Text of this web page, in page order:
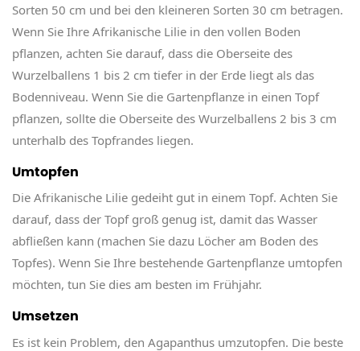
Sorten 50 cm und bei den kleineren Sorten 30 cm betragen.
Wenn Sie Ihre Afrikanische Lilie in den vollen Boden
pflanzen, achten Sie darauf, dass die Oberseite des
Wurzelballens 1 bis 2 cm tiefer in der Erde liegt als das
Bodenniveau. Wenn Sie die Gartenpflanze in einen Topf
pflanzen, sollte die Oberseite des Wurzelballens 2 bis 3 cm
unterhalb des Topfrandes liegen.
Umtopfen
Die Afrikanische Lilie gedeiht gut in einem Topf. Achten Sie
darauf, dass der Topf groß genug ist, damit das Wasser
abfließen kann (machen Sie dazu Löcher am Boden des
Topfes). Wenn Sie Ihre bestehende Gartenpflanze umtopfen
möchten, tun Sie dies am besten im Frühjahr.
Umsetzen
Es ist kein Problem, den Agapanthus umzutopfen. Die beste